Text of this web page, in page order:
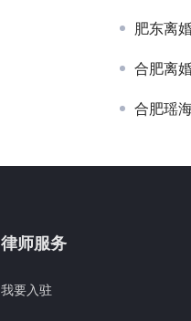
肥东离
合肥离
合肥瑶
律师服务
我要入驻